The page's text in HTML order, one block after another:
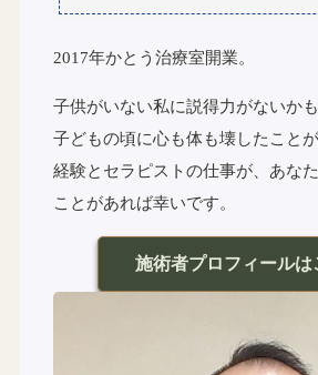
2017年かとう治療室開業。
子供がいない私に説得力がないか
子どもの頃に心も体も壊したこと
経験とセラピストの仕事が、あな
ことがあれば幸いです。
施術者プロフィールは